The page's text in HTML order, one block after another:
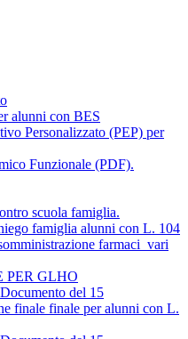
alunni con BES
Personalizzato (PEP) per
Funzionale (PDF).
scuola famiglia.
famiglia alunni con L. 104
farmaci_vari
PER GLHO
del 15
finale finale per alunni con L.